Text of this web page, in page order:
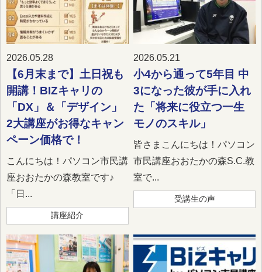
2026.05.28
【6月末まで】土日祝も
開講！BIZキャリの
「DX」＆「デザイン」
2大講座がお得なキャン
ペーン価格で！
こんにちは！パソコン市民講
座おおたかの森教室です♪
「日...
講座紹介
2026.05.21
小4から通って5年目 中
3になった彼が手に入れ
た「将来に役立つ一生
モノのスキル」
皆さまこんにちは！パソコン
市民講座おおたかの森S.C.教
室で...
受講生の声